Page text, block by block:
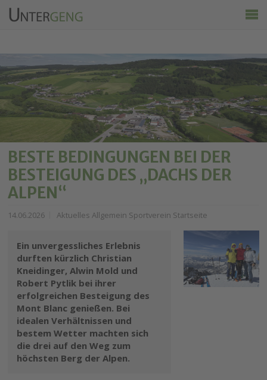
Ortsinfo
Kalender
Wirtschaft & Tourismus
BESTE BEDINGUNGEN BEI DER
BESTEIGUNG DES „DACHS DER
ALPEN“
14.06.2026 Aktuelles Allgemein Sportverein Startseite
Ein unvergessliches Erlebnis
durften kürzlich Christian
Kneidinger, Alwin Mold und
Robert Pytlik bei ihrer
erfolgreichen Besteigung des
Mont Blanc genießen. Bei
idealen Verhältnissen und
bestem Wetter machten sich
die drei auf den Weg zum
höchsten Berg der Alpen.